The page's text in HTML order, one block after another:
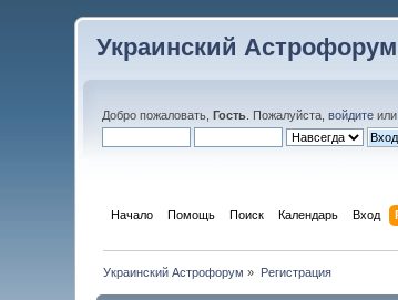
Украинский Астрофорум
Добро пожаловать,Гость . Пожалуйста,войдите
Начало Помощь Поиск Календарь Вход
Украинский Астрофорум » Регистрация